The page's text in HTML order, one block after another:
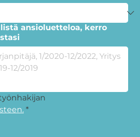
ansioluetteloa, kerro
*